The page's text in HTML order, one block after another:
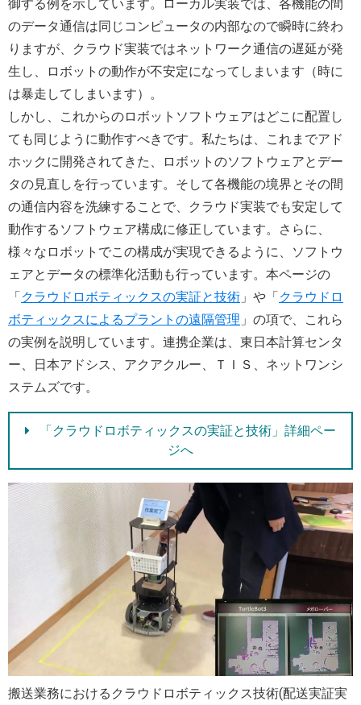
御する例を示しています。ローカル実装では、各機能の間
のデータ通信は同じコンピュータの内部なので瞬時に終わ
りますが、クラウド実装ではネットワーク通信の遅延が発
生し、ロボットの動作が不安定になってしまいます（時に
は暴走してしまいます）。
しかし、これからのロボットソフトウェアはどこに配置し
ても同じように動作すべきです。私たちは、これまでアド
ホックに開発されてきた、ロボットのソフトウェアとデー
タの見直しを行っています。そして各機能の境界とその間
の通信内容を洗練することで、クラウド実装でも安定して
動作するソフトウェア構成に修正しています。さらに、
様々なロボットでこの構成が実現できるように、ソフトウ
ェアとデータの標準化活動も行っています。本ページの
「クラウドロボティックスの実証と技術 」や「クラウドロ
ボティックスによるプラントの遠隔管理 」の項で、これら
の実例を説明しています。連携企業は、東日本計算センタ
ー、日本アドシス、アクアクルー、ＴＩＳ、ネットワンシ
ステムズです。
「クラウドロボティックスの実証と技術」詳細ペー
ジへ
搬送業務におけるクラウドロボティックス技術(配送実証実